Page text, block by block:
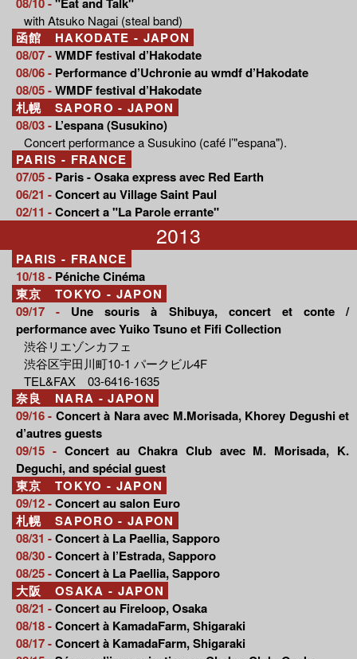
with Atsuko Nagai (steal band)
函館 HAKODATE - JAPON
08/07 -WMDF festival d’Hakodate
08/06 - Performance d’Uchronie au wmdf d’Hakodate
08/05 -WMDF festival d’Hakodate
札幌 SAPORO - JAPON
08/03 - L’espana (Susukino)
Concert performance a Susukino (café l’"espana").
PARIS - FRANCE
07/05 - Paris - Osaka express avec Red Earth
06/21 -Concert au Village Saint Paul
02/11 -Concert a "La Parole errante"
2013
PARIS - FRANCE
10/18 - Péniche Cinéma
東京 TOKYO - JAPON
09/17 - Une souris à Shibuya, concert et conte /
performance avec Yuiko Tsuno et Fifi Collection
渋谷リエゾンカフェ
渋谷区宇田川町10-1 パークビル4F
TEL&FAX 03-6416-1635
奈良 NARA - JAPON
09/16 - Concert à Nara avec M.Morisada, Khorey Degushi et
d’autres guests
09/15 - Concert au Chakra Club avec M. Morisada, K.
Deguchi, and spécial guest
東京 TOKYO - JAPON
09/12 -Concert au salon Euro
札幌 SAPORO - JAPON
08/31 -Concert à La Paellia, Sapporo
08/30 -Concert à l’Estrada, Sapporo
08/25 -Concert à La Paellia, Sapporo
大阪 OSAKA - JAPON
08/21 -Concert au Fireloop, Osaka
08/18 -Concert à KamadaFarm, Shigaraki
08/17 -Concert à KamadaFarm, Shigaraki